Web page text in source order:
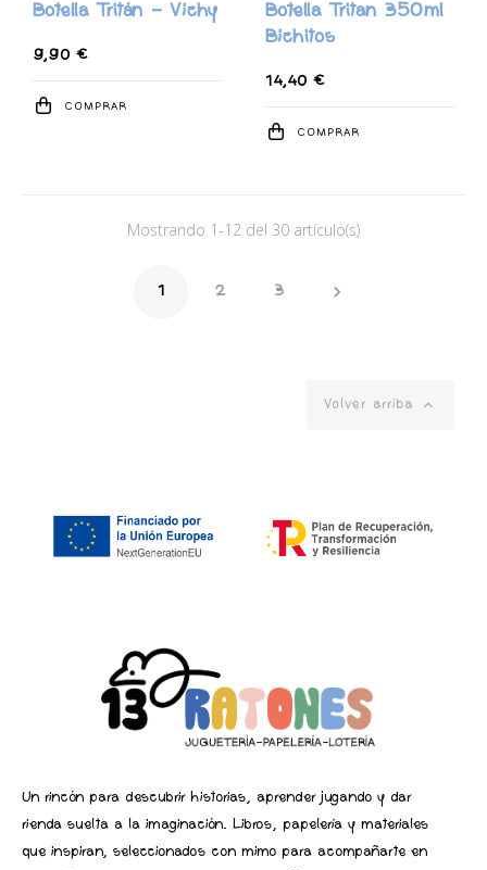
Botella Tritán - Vichy
9,90 €
COMPRAR
Botella Tritan 350ml
Bichitos
14,40 €
COMPRAR
Mostrando 1-12 del 30 artículo(s)
1 2 3 
Volver arriba 
Un rincón para descubrir historias, aprender jugando y dar
rienda suelta a la imaginación. Libros, papelería y materiales
que inspiran, seleccionados con mimo para acompañarte en